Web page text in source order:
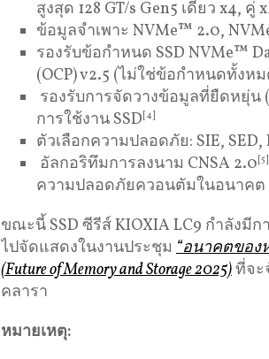
สูงสุด 128 GT/s Gen5 เดี่ยว x4, คู่
ข้อมูลจำเพาะ NVMe™ 2.0,
รองรับข้อกำหนด SSD NVMe™
(OCP) v2.5 (ไม่ใช่ข้อกำหนดทั้งห
รองรับการจัดวางข้อมูลที่ยืดหยุ่น
การใช้งาน SSD[4]
ตัวเลือกความปลอดภัย: SIE, SED,
อัลกอริทึมการลงนาม CNSA 2.0[5]
ความปลอดภัยควอนตัมในอนาคต
ขณะนี้ SSD ซีรีส์ KIOXIA LC9 กำลังมี
ไปจัดแสดงในงานประชุม “อนาคตของ
(Future of Memory and Storage 2025)ที่จะ
คลารา
หมายเหตุ: